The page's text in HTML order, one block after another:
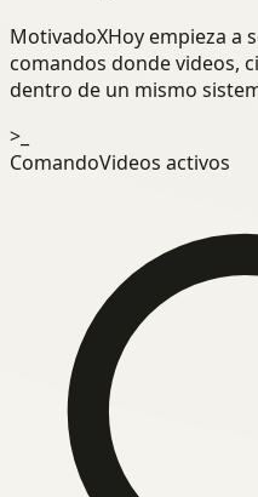
MotivadoXHoy empieza a
comandos donde videos,
dentro de un mismo
>_
ComandoVideos activos